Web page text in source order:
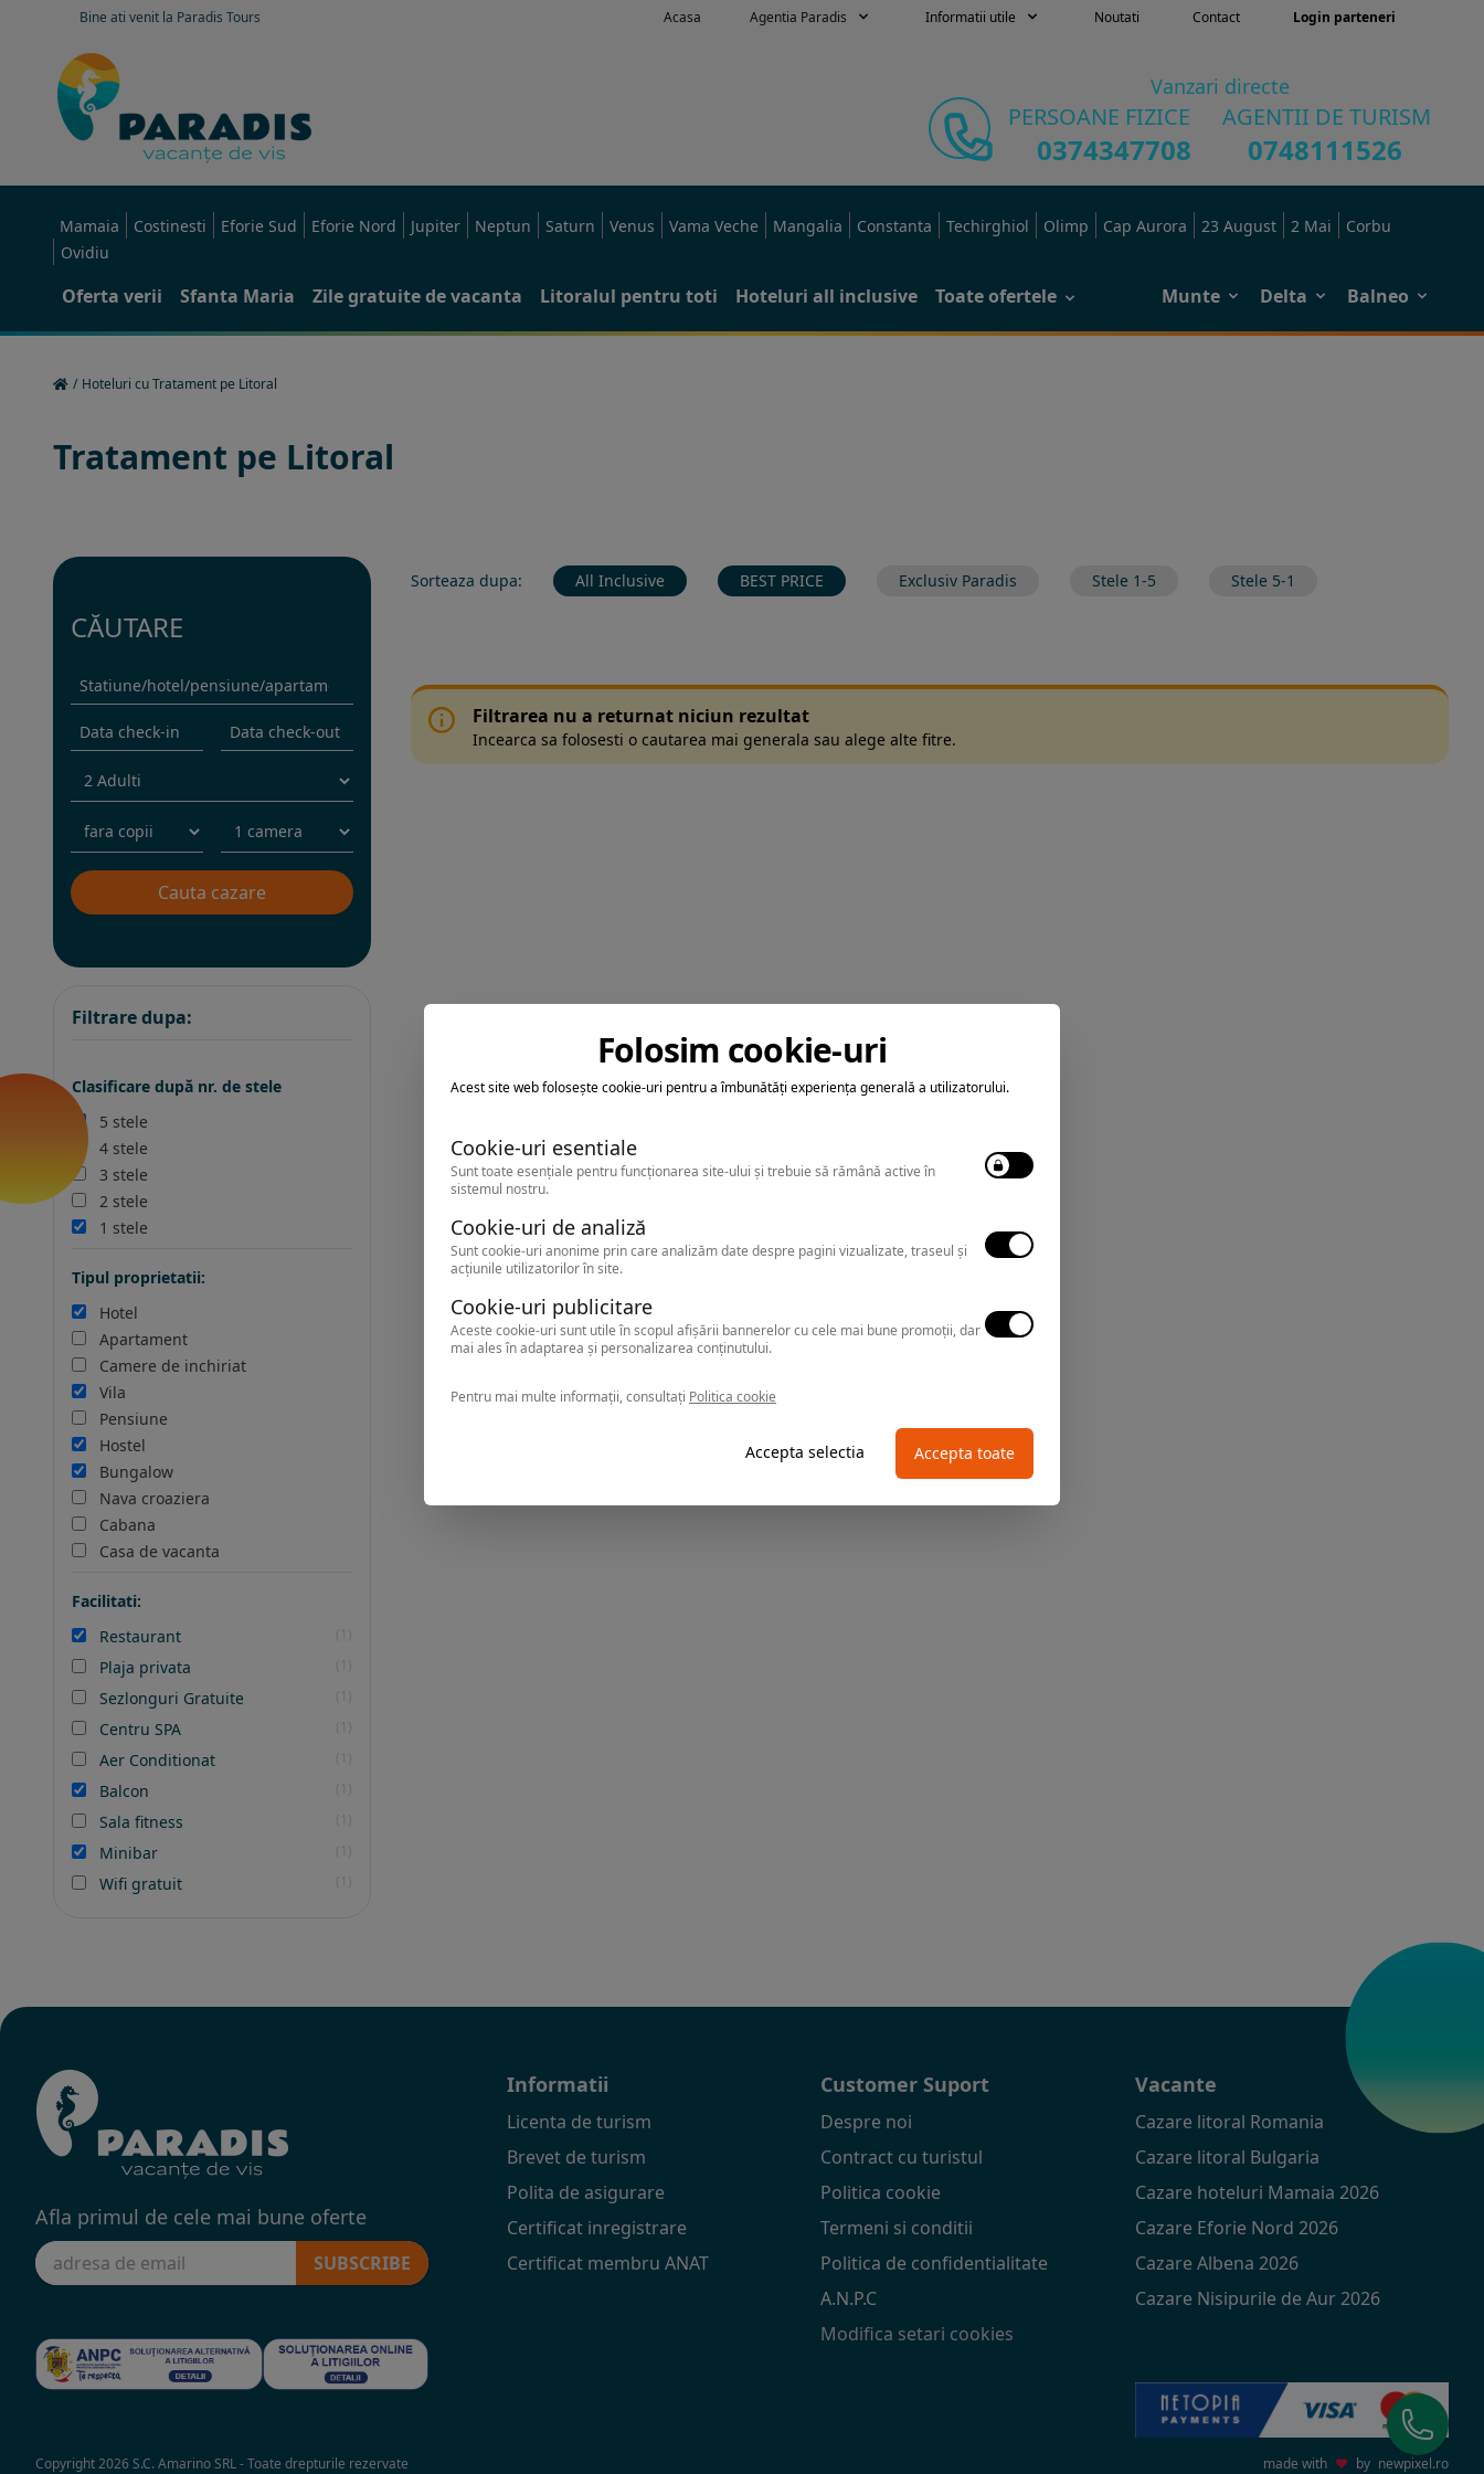
Bine ati venit la Paradis Tours Acasa Agentia Paradis Informatii utile Noutati Contact Login parteneri
Vanzari directe
PERSOANE FIZICE AGENTII DE TURISM
0374347708 0748111526
Mamaia Costinesti Eforie Sud Eforie Nord Jupiter Neptun Saturn Venus Vama Veche Mangalia Constanta Techirghiol Olimp Cap Aurora 23 August 2 Mai
Corbu
Ovidiu
Oferta verii Sfanta Maria Zile gratuite de vacanta Litoralul pentru toti Hoteluri all inclusive Toate ofertele Munte Delta Balneo
/ Hoteluri cu Tratament pe Litoral
Tratament pe Litoral
CĂUTARE
Filtrare dupa:
Clasificare după nr. de stele
5 stele
4 stele
3 stele
2 stele
1 stele
Tipul proprietatii:
Hotel
Apartament
Camere de inchiriat
Vila
Pensiune
Hostel
Bungalow
Nava croaziera
Cabana
Casa de vacanta
Facilitati:
Restaurant
Plaja privata
Sezlonguri Gratuite
Centru SPA
Aer Conditionat
Balcon
Sala fitness
Minibar
Wifi gratuit
Sorteaza dupa: All Inclusive BEST PRICE Exclusiv Paradis Stele 1-5 Stele 5-1
Filtrarea nu a returnat niciun rezultat
Incearca sa folosesti o cautarea mai generala sau alege alte fitre.
Afla primul de cele mai bune oferte
SUBSCRIBE
Informatii
Licenta de turism
Brevet de turism
Polita de asigurare
Certificat inregistrare
Certificat membru ANAT
Customer Suport
Despre noi
Contract cu turistul
Politica cookie
Termeni si conditii
Politica de confidentialitate
A.N.P.C
Modifica setari cookies
Vacante
Cazare litoral Romania
Cazare litoral Bulgaria
Cazare hoteluri Mamaia 2026
Cazare Eforie Nord 2026
Cazare Albena 2026
Cazare Nisipurile de Aur 2026
Copyright 2026 S.C. Amarino SRL - Toate drepturile rezervate
made with ♥ by newpixel.ro
Folosim cookie-uri
Acest site web folosește cookie-uri pentru a îmbunătăți experiența generală a utilizatorului.
Cookie-uri esentiale
Sunt toate esențiale pentru funcționarea site-ului și trebuie să rămână active în
sistemul nostru.
Cookie-uri de analiză
Sunt cookie-uri anonime prin care analizăm date despre pagini vizualizate, traseul și
acțiunile utilizatorilor în site.
Cookie-uri publicitare
Aceste cookie-uri sunt utile în scopul afișării bannerelor cu cele mai bune promoții, dar
mai ales în adaptarea și personalizarea conținutului.
Pentru mai multe informații, consultați Politica cookie
Accepta selectia Accepta toate